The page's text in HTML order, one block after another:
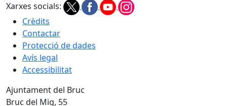
Xarxes socials:
Crèdits
Contactar
Protecció de dades
Avís legal
Accessibilitat
Ajuntament del Bruc
Bruc del Mig, 55